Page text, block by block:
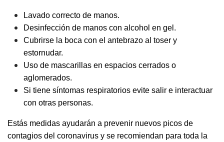
Lavado correcto de manos.
Desinfección de manos con alcohol en gel.
Cubrirse la boca con el antebrazo al toser y
estornudar.
Uso de mascarillas en espacios cerrados o
aglomerados.
Si tiene síntomas respiratorios evite salir e interactuar
con otras personas.
Estás medidas ayudarán a prevenir nuevos picos de
contagios del coronavirus y se recomiendan para toda la